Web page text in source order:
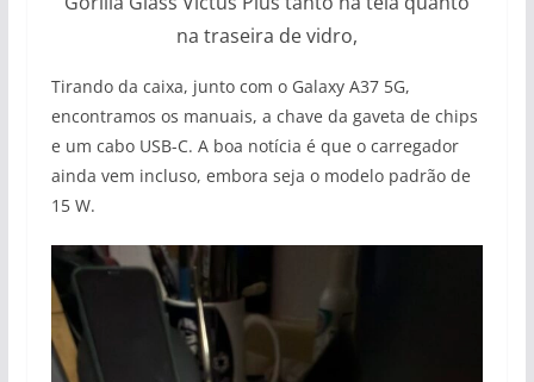
na traseira de vidro,
Tirando da caixa, junto com o Galaxy A37 5G,
encontramos os manuais, a chave da gaveta de chips
e um cabo USB-C. A boa notícia é que o carregador
ainda vem incluso, embora seja o modelo padrão de
15 W.